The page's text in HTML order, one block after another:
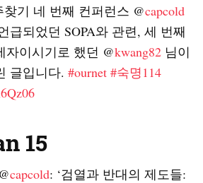
찾기 네 번째 컨퍼런스 @capcold
급되었던 SOPA와 관련, 세 번째
자이시기로 했던 @kwang82 님이
글입니다. #ournet #숙명114
15
capcold: ‘검열과 반대의 제도들: